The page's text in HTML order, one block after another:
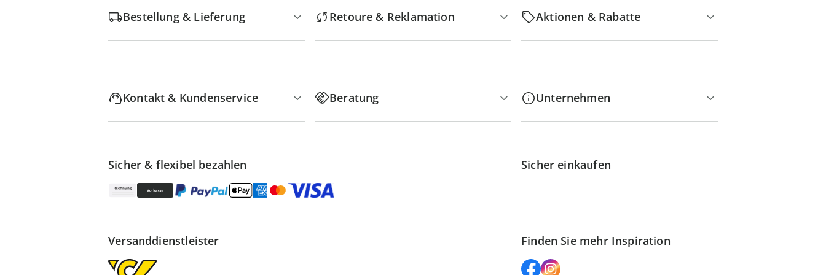
Bestellung & Lieferung Retoure & Reklamation Aktionen & Rabatte
Kontakt & Kundenservice Beratung Unternehmen
Sicher & flexibel bezahlen Sicher einkaufen
Versanddienstleister Finden Sie mehr Inspiration